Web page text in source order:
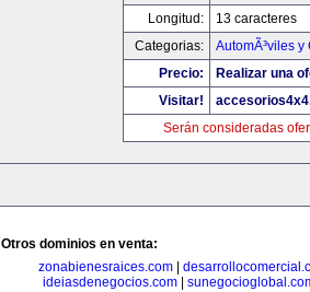
Longitud:
13 caracteres
Categorias:
AutomÃ³viles y
Precio:
Realizar una
Visitar!
Serán consideradas
Otros dominios en venta:
zonabienesraices.com
ideiasdenegocios.com|